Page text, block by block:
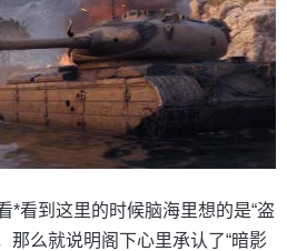
*看到这里的时候脑海里想的是“盗
那么就说明阁下心里承认了“暗影